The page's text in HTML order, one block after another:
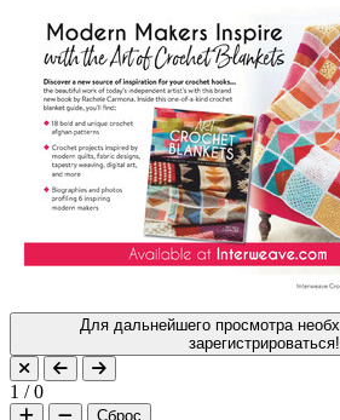
Для дальнейшего просмотра необходимо войти или
зарегистрироваться!
1 /0
Сброс